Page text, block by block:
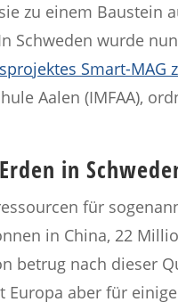
zu einem Baustein
Schweden wurde
Smart-MAG
Aalen (IMFAA),
in
für
in China, 22
betrug nach dieser
aber für